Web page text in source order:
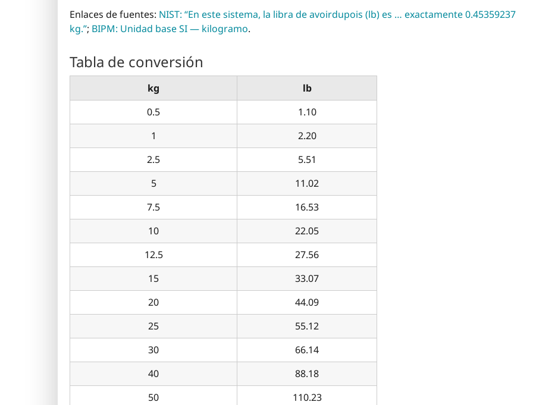
Enlaces de fuentes: NIST: “En este sistema, la libra de avoirdupois (lb) es … exactamente 0.45359237
kg.”; BIPM: Unidad base SI — kilogramo.
Tabla de conversión
kg
lb
0.5
1.10
1
2.20
2.5
5.51
5
11.02
7.5
16.53
10
22.05
12.5
27.56
15
33.07
20
44.09
25
55.12
30
66.14
40
88.18
50
110.23